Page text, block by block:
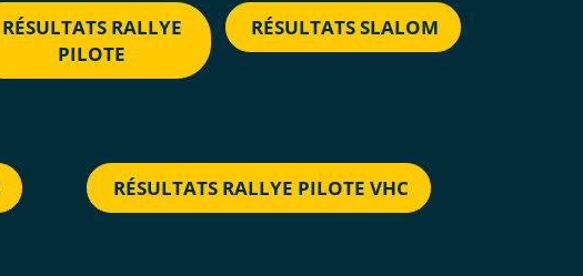
RÉSULTATS RALLYE
PILOTE
RÉSULTATS SLALOM
RÉSULTATS RALLYE PILOTE VHC